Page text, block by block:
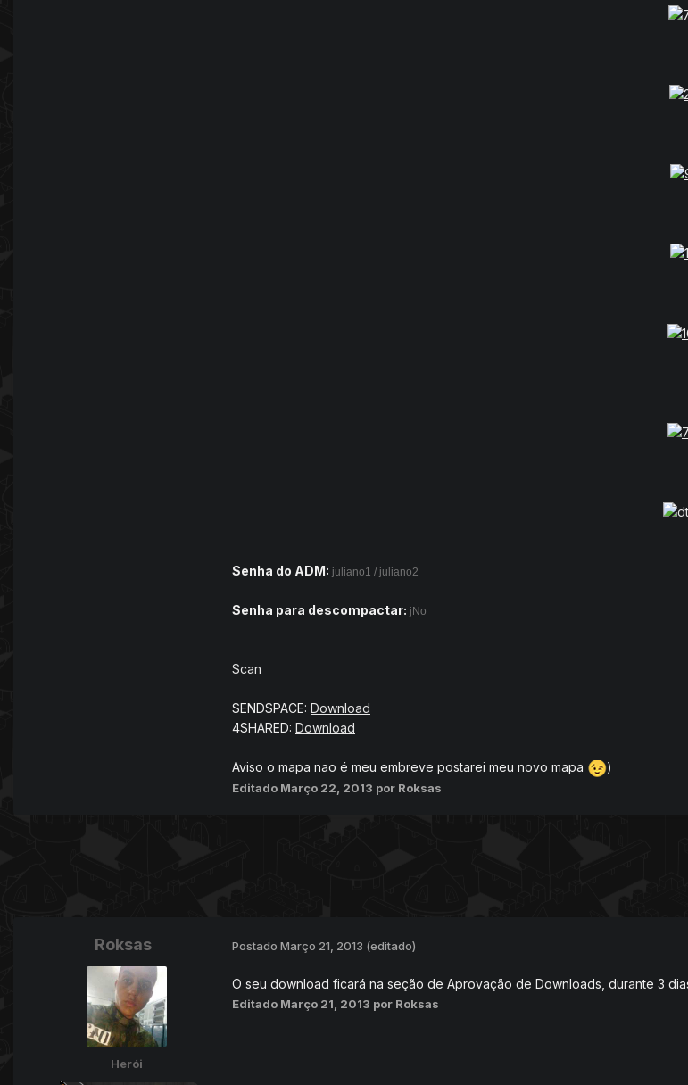
Senha do ADM: juliano1 / juliano2
Senha para descompactar: jNo
Scan
SENDSPACE: Download
4SHARED: Download
Aviso o mapa nao é meu embreve postarei meu novo mapa )
Editado Março 22, 2013 por Roksas
Roksas
Herói
Postado Março 21, 2013 (editado)
O seu download ficará na seção de Aprovação de Downloads, durante 3
Editado Março 21, 2013 por Roksas